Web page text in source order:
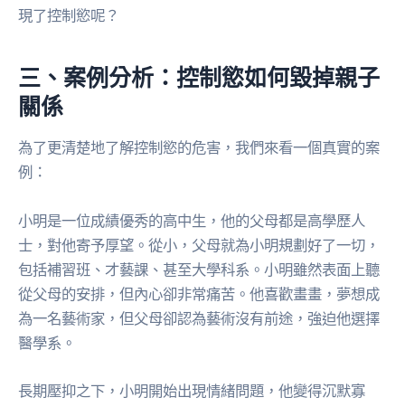
現了控制慾呢？
三、案例分析：控制慾如何毀掉親子
關係
為了更清楚地了解控制慾的危害，我們來看一個真實的案
例：
小明是一位成績優秀的高中生，他的父母都是高學歷人
士，對他寄予厚望。從小，父母就為小明規劃好了一切，
包括補習班、才藝課、甚至大學科系。小明雖然表面上聽
從父母的安排，但內心卻非常痛苦。他喜歡畫畫，夢想成
為一名藝術家，但父母卻認為藝術沒有前途，強迫他選擇
醫學系。
長期壓抑之下，小明開始出現情緒問題，他變得沉默寡